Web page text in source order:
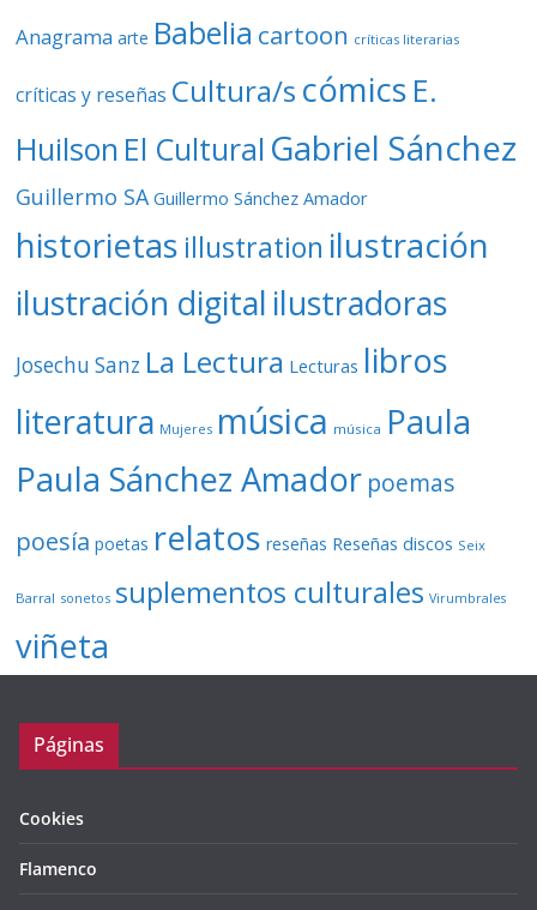
Anagrama arte Babelia cartoon críticas literarias
críticas y reseñas Cultura/s cómics E.
Huilson El Cultural Gabriel Sánchez
Guillermo SA Guillermo Sánchez Amador
historietas illustration ilustración
ilustración digital ilustradoras
Josechu Sanz La Lectura Lecturas libros
literatura Mujeres música música Paula
Paula Sánchez Amador poemas
poesía poetas relatos reseñas Reseñas discos Seix
Barral sonetos suplementos culturales Virumbrales
viñeta
Páginas
Cookies
Flamenco